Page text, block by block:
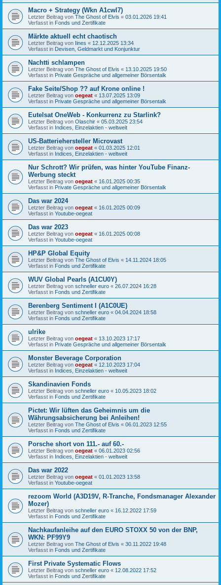
Macro + Strategy (Wkn A1cwl7)
Letzter Beitrag von The Ghost of Elvis « 03.01.2026 19:41
Verfasst in Fonds und Zertifikate
Märkte aktuell echt chaotisch
Letzter Beitrag von Iines « 12.12.2025 13:34
Verfasst in Devisen, Geldmarkt und Konjunktur
Nachtti schlampen
Letzter Beitrag von The Ghost of Elvis « 13.10.2025 19:50
Verfasst in Private Gespräche und allgemeiner Börsentalk
Fake Seite/Shop ?? auf Krone online !
Letzter Beitrag von oegeat « 13.07.2025 13:09
Verfasst in Private Gespräche und allgemeiner Börsentalk
Eutelsat OneWeb - Konkurrenz zu Starlink?
Letzter Beitrag von Olaschir « 05.03.2025 23:54
Verfasst in Indices, Einzelaktien - weltweit
US-Batteriehersteller Microvast
Letzter Beitrag von oegeat « 01.03.2025 12:01
Verfasst in Indices, Einzelaktien - weltweit
Nur Schrott? Wir prüfen, was hinter YouTube Finanz-
Werbung steckt
Letzter Beitrag von oegeat « 16.01.2025 00:35
Verfasst in Private Gespräche und allgemeiner Börsentalk
Das war 2024
Letzter Beitrag von oegeat « 16.01.2025 00:09
Verfasst in Youtube-oegeat
Das war 2023
Letzter Beitrag von oegeat « 16.01.2025 00:08
Verfasst in Youtube-oegeat
HP&P Global Equity
Letzter Beitrag von The Ghost of Elvis « 14.11.2024 18:05
Verfasst in Fonds und Zertifikate
WUV Global Pearls (A1CU0Y)
Letzter Beitrag von schneller euro « 26.07.2024 16:28
Verfasst in Fonds und Zertifikate
Berenberg Sentiment I (A1C0UE)
Letzter Beitrag von schneller euro « 04.04.2024 18:58
Verfasst in Fonds und Zertifikate
ulrike
Letzter Beitrag von oegeat « 13.10.2023 17:17
Verfasst in Private Gespräche und allgemeiner Börsentalk
Monster Beverage Corporation
Letzter Beitrag von oegeat « 12.10.2023 17:04
Verfasst in Indices, Einzelaktien - weltweit
Skandinavien Fonds
Letzter Beitrag von schneller euro « 10.05.2023 18:02
Verfasst in Fonds und Zertifikate
Pictet: Wir lüften das Geheimnis um die
Währungsabsicherung bei Anleihen!
Letzter Beitrag von The Ghost of Elvis « 06.01.2023 12:55
Verfasst in Fonds und Zertifikate
Porsche short von 111.- auf 60.-
Letzter Beitrag von oegeat « 06.01.2023 02:56
Verfasst in Indices, Einzelaktien - weltweit
Das war 2022
Letzter Beitrag von oegeat « 01.01.2023 13:58
Verfasst in Youtube-oegeat
rezoom World (A3D19V, R-Tranche, Fondsmanager Alexander
Mozer)
Letzter Beitrag von schneller euro « 16.12.2022 17:59
Verfasst in Fonds und Zertifikate
Nachkaufanleihe auf den EURO STOXX 50 von der BNP,
WKN: PF99Y9
Letzter Beitrag von The Ghost of Elvis « 30.11.2022 19:48
Verfasst in Fonds und Zertifikate
First Private Systematic Flows
Letzter Beitrag von schneller euro « 12.08.2022 17:52
Verfasst in Fonds und Zertifikate